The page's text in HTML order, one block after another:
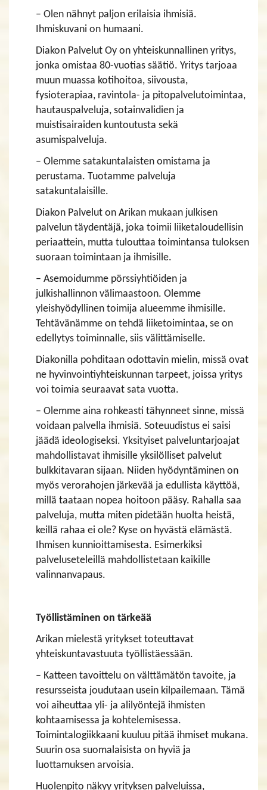
– Olen nähnyt paljon erilaisia ihmisiä.
Ihmiskuvani on humaani.
Diakon Palvelut Oy on yhteiskunnallinen yritys,
jonka omistaa 80-vuotias säätiö. Yritys tarjoaa
muun muassa kotihoitoa, siivousta,
fysioterapiaa, ravintola- ja pitopalvelutoimintaa,
hautauspalveluja, sotainvalidien ja
muistisairaiden kuntoutusta sekä
asumispalveluja.
– Olemme satakuntalaisten omistama ja
perustama. Tuotamme palveluja
satakuntalaisille.
Diakon Palvelut on Arikan mukaan julkisen
palvelun täydentäjä, joka toimii liiketaloudellisin
periaattein, mutta tulouttaa toimintansa tuloksen
suoraan toimintaan ja ihmisille.
– Asemoidumme pörssiyhtiöiden ja
julkishallinnon välimaastoon. Olemme
yleishyödyllinen toimija alueemme ihmisille.
Tehtävänämme on tehdä liiketoimintaa, se on
edellytys toiminnalle, siis välittämiselle.
Diakonilla pohditaan odottavin mielin, missä ovat
ne hyvinvointiyhteiskunnan tarpeet, joissa yritys
voi toimia seuraavat sata vuotta.
– Olemme aina rohkeasti tähynneet sinne, missä
voidaan palvella ihmisiä. Soteuudistus ei saisi
jäädä ideologiseksi. Yksityiset palveluntarjoajat
mahdollistavat ihmisille yksilölliset palvelut
bulkkitavaran sijaan. Niiden hyödyntäminen on
myös verorahojen järkevää ja edullista käyttöä,
millä taataan nopea hoitoon pääsy. Rahalla saa
palveluja, mutta miten pidetään huolta heistä,
keillä rahaa ei ole? Kyse on hyvästä elämästä.
Ihmisen kunnioittamisesta. Esimerkiksi
palveluseteleillä mahdollistetaan kaikille
valinnanvapaus.
Työllistäminen on tärkeää
Arikan mielestä yritykset toteuttavat
yhteiskuntavastuuta työllistäessään.
– Katteen tavoittelu on välttämätön tavoite, ja
resursseista joudutaan usein kilpailemaan. Tämä
voi aiheuttaa yli- ja alilyöntejä ihmisten
kohtaamisessa ja kohtelemisessa.
Toimintalogiikkaani kuuluu pitää ihmiset mukana.
Suurin osa suomalaisista on hyviä ja
luottamuksen arvoisia.
Huolenpito näkyy yrityksen palveluissa,